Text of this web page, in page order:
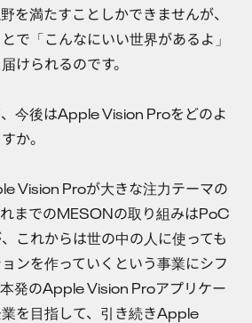
を満たすことしかできませんが、
で「こんなにいい世界があるよ」
けられるのです。
今後はApple Vision Proをどのよ
か。
Vision Proが大きな注力テーマの
までのMESONの取り組みはPoC
これからは世の中の人に使っても
ンを作っていくという事業にシフ
発のApple Vision Proアプリケー
を目指して、引き続きApple